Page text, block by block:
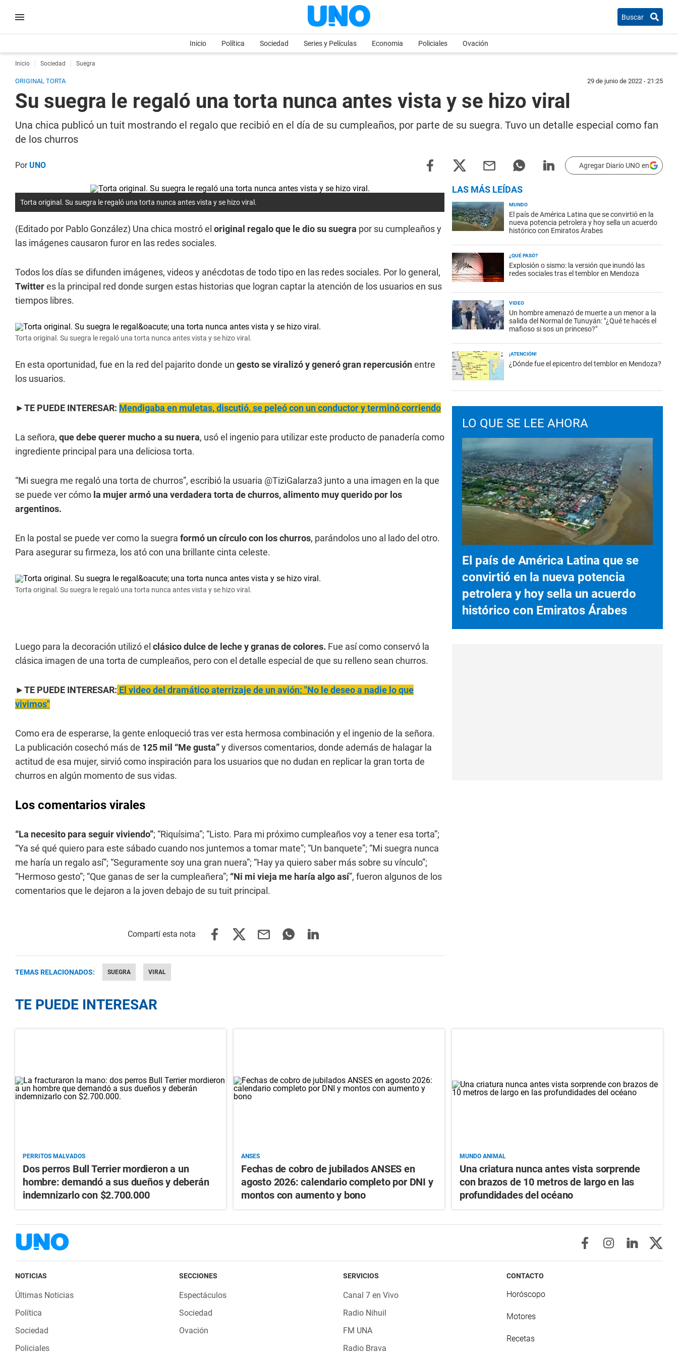
Buscar
Inicio Política Sociedad Series y Películas Economia Policiales Ovación
Inicio Sociedad Suegra
ORIGINAL TORTA 29 de junio de 2022 - 21:25
Su suegra le regaló una torta nunca antes vista y se hizo viral
Una chica publicó un tuit mostrando el regalo que recibió en el día de su cumpleaños, por parte de su suegra. Tuvo un detalle especial como fan
de los churros
PorUNO Agregar Diario UNO en
Torta original. Su suegra le regaló una torta nunca antes vista y se hizo viral.
(Editado por Pablo González) Una chica mostró el original regalo que le dio su suegra por su cumpleaños y
las imágenes causaron furor en las redes sociales.
Todos los días se difunden imágenes, videos y anécdotas de todo tipo en las redes sociales. Por lo general,
Twitteres la principal red donde surgen estas historias que logran captar la atención de los usuarios en sus
tiempos libres.
Torta original. Su suegra le regaló una torta nunca antes vista y se hizo viral.
En esta oportunidad, fue en la red del pajarito donde un gesto se viralizó y generó gran repercusiónentre
los usuarios.
►TE PUEDE INTERESAR: Mendigaba en muletas, discutió, se peleó con un conductor y terminó corriendo
La señora, que debe querer mucho a su nuera, usó el ingenio para utilizar este producto de panadería como
ingrediente principal para una deliciosa torta.
“Mi suegra me regaló una torta de churros”, escribió la usuaria @TiziGalarza3 junto a una imagen en la que
se puede ver cómo la mujer armó una verdadera torta de churros, alimento muy querido por los
argentinos.
En la postal se puede ver como la suegra formó un círculo con los churros, parándolos uno al lado del otro.
Para asegurar su firmeza, los ató con una brillante cinta celeste.
Torta original. Su suegra le regaló una torta nunca antes vista y se hizo viral.
Luego para la decoración utilizó el clásico dulce de leche y granas de colores. Fue así como conservó la
clásica imagen de una torta de cumpleaños, pero con el detalle especial de que su relleno sean churros.
►TE PUEDE INTERESAR: El video del dramático aterrizaje de un avión: "No le deseo a nadie lo que
vivimos"
Como era de esperarse, la gente enloqueció tras ver esta hermosa combinación y el ingenio de la señora.
La publicación cosechó más de 125 mil “Me gusta”y diversos comentarios, donde además de halagar la
actitud de esa mujer, sirvió como inspiración para los usuarios que no dudan en replicar la gran torta de
churros en algún momento de sus vidas.
Los comentarios virales
“La necesito para seguir viviendo”; “Riquísima”; “Listo. Para mi próximo cumpleaños voy a tener esa torta”;
“Ya sé qué quiero para este sábado cuando nos juntemos a tomar mate”; “Un banquete”; “Mi suegra nunca
me haría un regalo así”; “Seguramente soy una gran nuera”; “Hay ya quiero saber más sobre su vínculo”;
“Hermoso gesto”; “Que ganas de ser la cumpleañera”; “Ni mi vieja me haría algo así”, fueron algunos de los
comentarios que le dejaron a la joven debajo de su tuit principal.
TEMAS RELACIONADOS: SUEGRA VIRAL
LAS MÁS LEÍDAS
MUNDO
El país de América Latina que se convirtió en la
nueva potencia petrolera y hoy sella un acuerdo
histórico con Emiratos Árabes
¿QUÉ PASÓ?
Explosión o sismo: la versión que inundó las
redes sociales tras el temblor en Mendoza
VIDEO
Un hombre amenazó de muerte a un menor a la
salida del Normal de Tunuyán: "¿Qué te hacés el
mafioso si sos un princeso?"
¡ATENCIÓN!
¿Dónde fue el epicentro del temblor en Mendoza?
LO QUE SE LEE AHORA
El país de América Latina que se
convirtió en la nueva potencia
petrolera y hoy sella un acuerdo
histórico con Emiratos Árabes
TE PUEDE INTERESAR
PERRITOS MALVADOS
Dos perros Bull Terrier mordieron a un
hombre: demandó a sus dueños y deberán
indemnizarlo con $2.700.000
ANSES
Fechas de cobro de jubilados ANSES en
agosto 2026: calendario completo por DNI y
montos con aumento y bono
MUNDO ANIMAL
Una criatura nunca antes vista sorprende
con brazos de 10 metros de largo en las
profundidades del océano
NOTICIAS
Últimas Noticias
Política
Sociedad
Policiales
SECCIONES
Espectáculos
Sociedad
Ovación
SERVICIOS
Canal 7 en Vivo
Radio Nihuil
FM UNA
Radio Brava
CONTACTO
Horóscopo
Motores
Recetas